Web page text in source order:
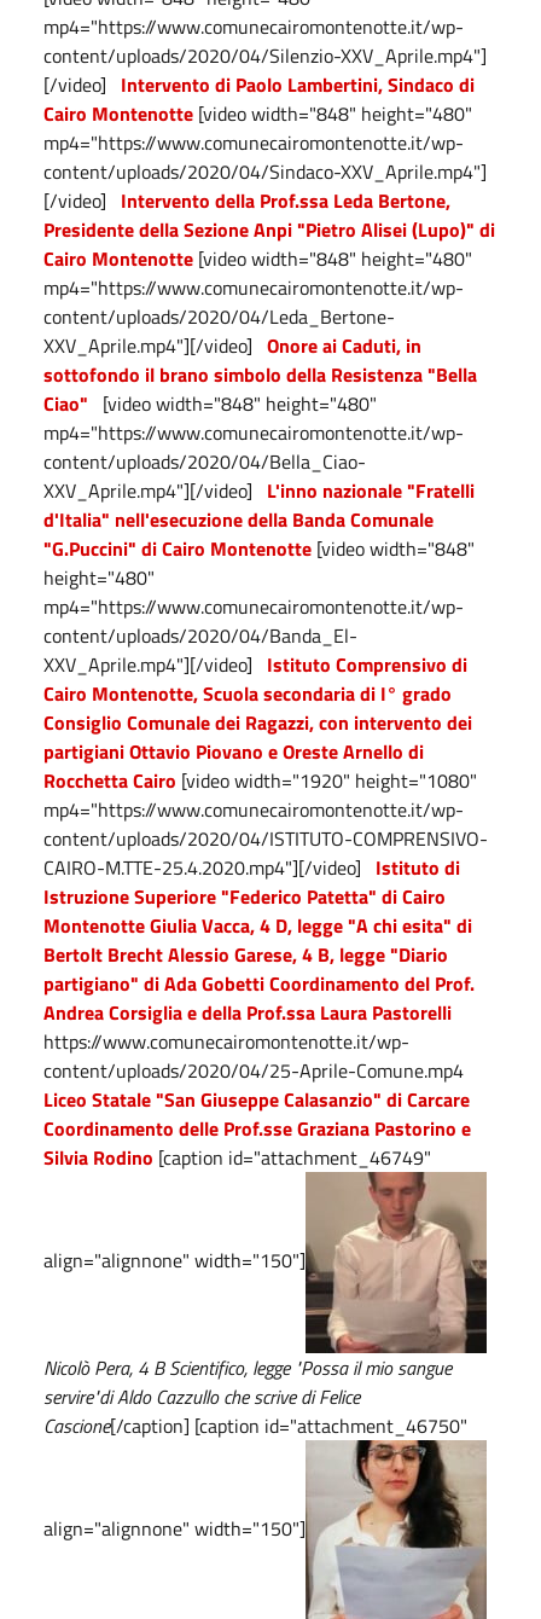
mp4="https://www.comunecairomontenotte.it/wp-
content/uploads/2020/04/Silenzio-XXV_Aprile.mp4"]
[/video] Intervento di Paolo Lambertini, Sindaco di
Cairo Montenotte [video width="848" height="480"
mp4="https://www.comunecairomontenotte.it/wp-
content/uploads/2020/04/Sindaco-XXV_Aprile.mp4"]
[/video] Intervento della Prof.ssa Leda Bertone,
Presidente della Sezione Anpi "Pietro Alisei (Lupo)" di
Cairo Montenotte [video width="848" height="480"
mp4="https://www.comunecairomontenotte.it/wp-
content/uploads/2020/04/Leda_Bertone-
XXV_Aprile.mp4"][/video] Onore ai Caduti, in
sottofondo il brano simbolo della Resistenza "Bella
Ciao" [video width="848" height="480"
mp4="https://www.comunecairomontenotte.it/wp-
content/uploads/2020/04/Bella_Ciao-
XXV_Aprile.mp4"][/video] L'inno nazionale "Fratelli
d'Italia" nell'esecuzione della Banda Comunale
"G.Puccini" di Cairo Montenotte [video width="848"
height="480"
mp4="https://www.comunecairomontenotte.it/wp-
content/uploads/2020/04/Banda_El-
XXV_Aprile.mp4"][/video] Istituto Comprensivo di
Cairo Montenotte, Scuola secondaria di I° grado
Consiglio Comunale dei Ragazzi, con intervento dei
partigiani Ottavio Piovano e Oreste Arnello di
Rocchetta Cairo [video width="1920" height="1080"
mp4="https://www.comunecairomontenotte.it/wp-
content/uploads/2020/04/ISTITUTO-COMPRENSIVO-
CAIRO-M.TTE-25.4.2020.mp4"][/video] Istituto di
Istruzione Superiore "Federico Patetta" di Cairo
MontenotteGiulia Vacca, 4 D, legge "A chi esita" di
Bertolt BrechtAlessio Garese, 4 B, legge "Diario
partigiano" di Ada GobettiCoordinamento del Prof.
Andrea Corsiglia e della Prof.ssa Laura Pastorelli
https://www.comunecairomontenotte.it/wp-
content/uploads/2020/04/25-Aprile-Comune.mp4
Liceo Statale "San Giuseppe Calasanzio" di Carcare
Coordinamento delle Prof.sse Graziana Pastorino e
Silvia Rodino [caption id="attachment_46749"
align="alignnone" width="150"]
Nicolò Pera, 4 B Scientifico, legge "Possa il mio sangue
servire"di Aldo Cazzullo che scrive di Felice
Cascione[/caption] [caption id="attachment_46750"
align="alignnone" width="150"]